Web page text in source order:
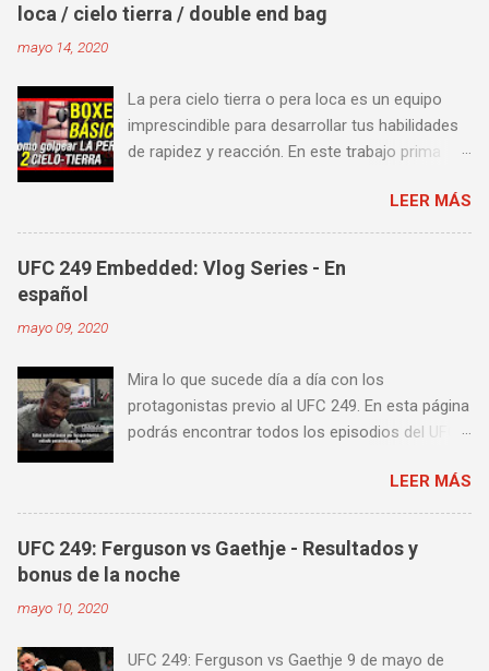
loca / cielo tierra / double end bag
mayo 14, 2020
La pera cielo tierra o pera loca es un equipo
imprescindible para desarrollar tus habilidades
de rapidez y reacción. En este trabajo prima
fuerza o la contundencia. Este trabajo también
es fenomenal para desarrollar esquives y
contra golpes a alta velocidad; así como
también las entradas rápidas para acortar
algunos videos donde puedes aprender a
golpear la pera cielo tierra o pera loca. En esta
lista de videos podrás ver diversos tipos de
LEER MÁS
UFC 249 Embedded: Vlog Series - En
español
mayo 09, 2020
Mira lo que sucede día a día con los
protagonistas previo al UFC 249. En esta página
podrás encontrar todos los episodios del UFC
castellano. Te sugiero que estés pendiente ya
que día a día iremos actualizando está pagina
con un nuevo episodio del UFC 249 Embedded:
Vlog Series. Episodio 1 Episodio 2
LEER MÁS
UFC 249: Ferguson vs Gaethje - Resultados y
bonus de la noche
mayo 10, 2020
UFC 249: Ferguson vs Gaethje 9 de mayo de